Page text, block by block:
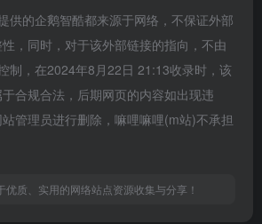
供的企鹅智酷都来源于网络，不保证外部
，同时，对于该外部链接的指向，不由
制，在2024年8月22日 21:13收录时，该
合规合法，后期网页的内容如出现违
管理员进行删除，嘛哩嘛哩(m站)不承担
优质、实用的网络站点资源收集与分享！